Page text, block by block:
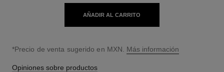
AÑADIR AL CARRITO
↩
*Precio de venta sugerido en MXN. Más información
Opiniones sobre productos